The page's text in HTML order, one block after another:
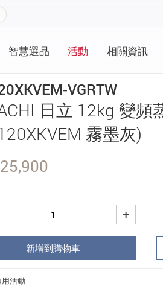
智慧選品 活動 相關資訊
VGRTW
日立 12kg 變頻
霧墨灰)
25,900
+
新增到購物車
活動
入 JARVIS VIP